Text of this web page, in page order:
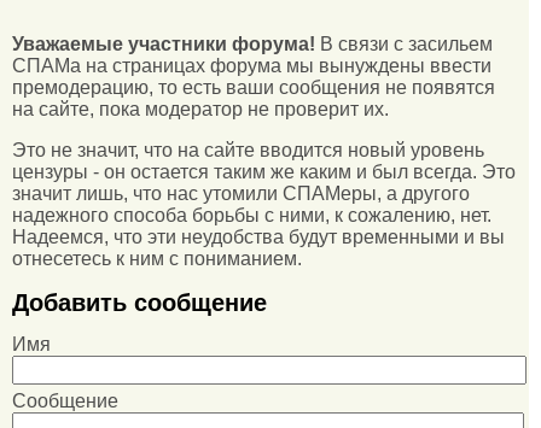
Уважаемые участники форума! В связи с засильем
СПАМа на страницах форума мы вынуждены ввести
премодерацию, то есть ваши сообщения не появятся
на сайте, пока модератор не проверит их.
Это не значит, что на сайте вводится новый уровень
цензуры - он остается таким же каким и был всегда. Это
значит лишь, что нас утомили СПАМеры, а другого
надежного способа борьбы с ними, к сожалению, нет.
Надеемся, что эти неудобства будут временными и вы
отнесетесь к ним с пониманием.
Добавить сообщение
Имя
Сообщение